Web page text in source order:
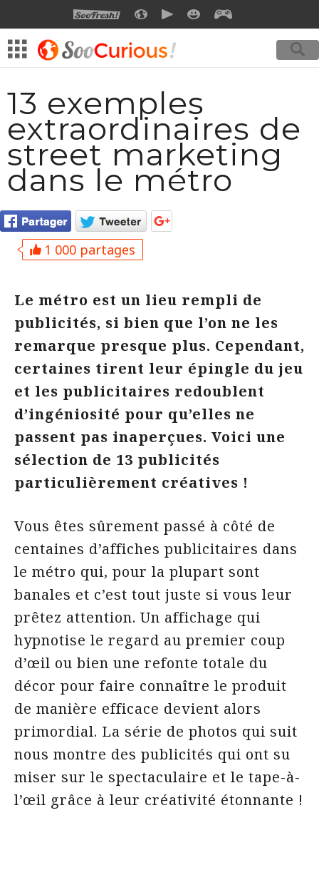
SOOFRESHSOOCURIOUSSOOMOTION
SOOSMILE
13 exemples
extraordinaires de
street marketing
dans le métro
1 000 partages
Le métro est un lieu rempli de
publicités, si bien que l’on ne les
remarque presque plus. Cependant,
certaines tirent leur épingle du jeu
et les publicitaires redoublent
d’ingéniosité pour qu’elles ne
passent pas inaperçues. Voici une
sélection de 13 publicités
particulièrement créatives !
Vous êtes sûrement passé à côté de
centaines d’affiches publicitaires dans
le métro qui, pour la plupart sont
banales et c’est tout juste si vous leur
prêtez attention. Un affichage qui
hypnotise le regard au premier coup
d’œil ou bien une refonte totale du
décor pour faire connaître le produit
de manière efficace devient alors
primordial. La série de photos qui suit
nous montre des publicités qui ont su
miser sur le spectaculaire et le tape-à-
l’œil grâce à leur créativité étonnante !